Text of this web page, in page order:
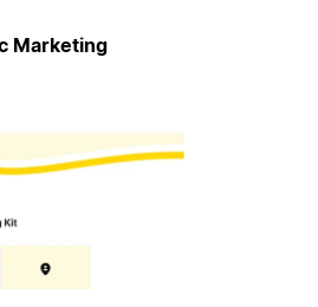
Marketing